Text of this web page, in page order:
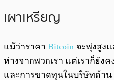
เผาเหรียญ
แม้ว่าราคา Bitcoin จะพุ่งสูง
ห่างจากพวกเรา แต่เราก็ยัง
และการขาดทุนในบริษัทด้าน